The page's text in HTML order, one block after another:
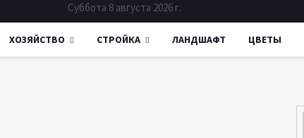
Суббота 8 августа 2026 г.
ХОЗЯЙСТВО СТРОЙКА ЛАНДШАФТ ЦВЕТЫ